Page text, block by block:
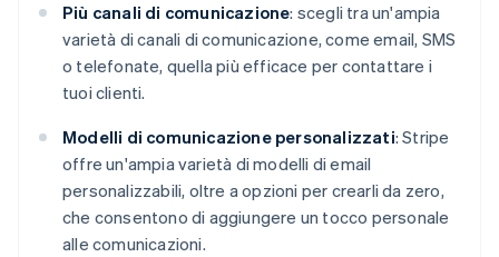
Più canali di comunicazione: scegli tra un'ampia
varietà di canali di comunicazione, come email, SMS
o telefonate, quella più efficace per contattare i
tuoi clienti.
Modelli di comunicazione personalizzati: Stripe
offre un'ampia varietà di modelli di email
personalizzabili, oltre a opzioni per crearli da zero,
che consentono di aggiungere un tocco personale
alle comunicazioni.